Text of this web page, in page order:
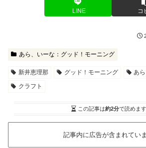
LINE コ
あら、いーな：グッド！モーニング
新井恵理那 グッド！モーニング
あ
クラフト
この記事は約2分で読めます
記事内に広告が含まれていま